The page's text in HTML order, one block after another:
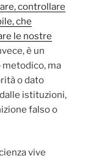
controllare
che
le nostre
è un
ma
o dato
istituzioni,
falso o
vive